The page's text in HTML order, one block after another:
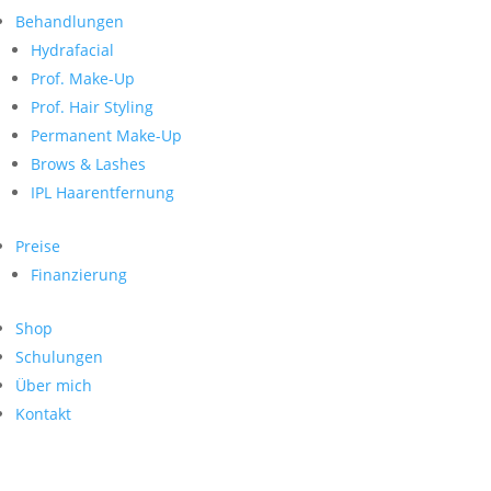
Behandlungen
Hydrafacial
Prof. Make-Up
Prof. Hair Styling
Permanent Make-Up
Brows & Lashes
IPL Haarentfernung
Preise
Finanzierung
Shop
Schulungen
Über mich
Kontakt
nach:
Neueste Kommentare
Archiv
Kategorien
Keine Kategorien
Meta
Anmelden
Feed der Einträge
WordPress.org
Search
nach:
Archive
Kontakt
Impressum
Datenschutz